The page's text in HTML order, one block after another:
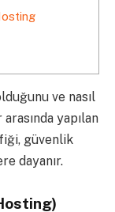
ve nasıl
yapılan
güvenlik
dayanır.